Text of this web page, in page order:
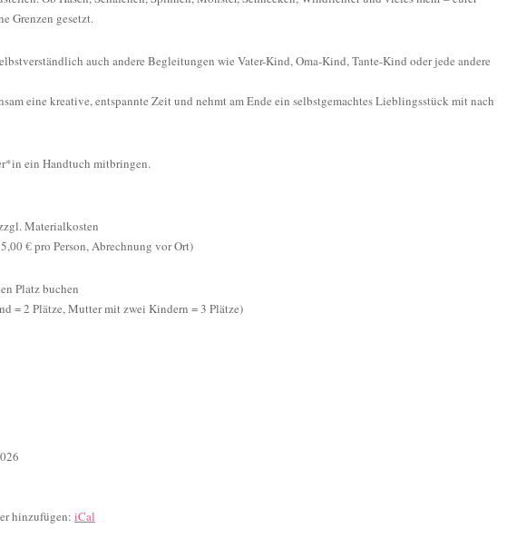
Grenzen gesetzt.
auch andere Begleitungen wie Vater-Kind, Oma-Kind, Tante-Kind oder jede andere
eine kreative, entspannte Zeit und nehmt am Ende ein selbstgemachtes Lieblingsstück mit nach
ein Handtuch mitbringen.
Materialkosten
€ pro Person, Abrechnung vor Ort)
Platz buchen
= 2 Plätze, Mutter mit zwei Kindern = 3 Plätze)
hinzufügen: iCal